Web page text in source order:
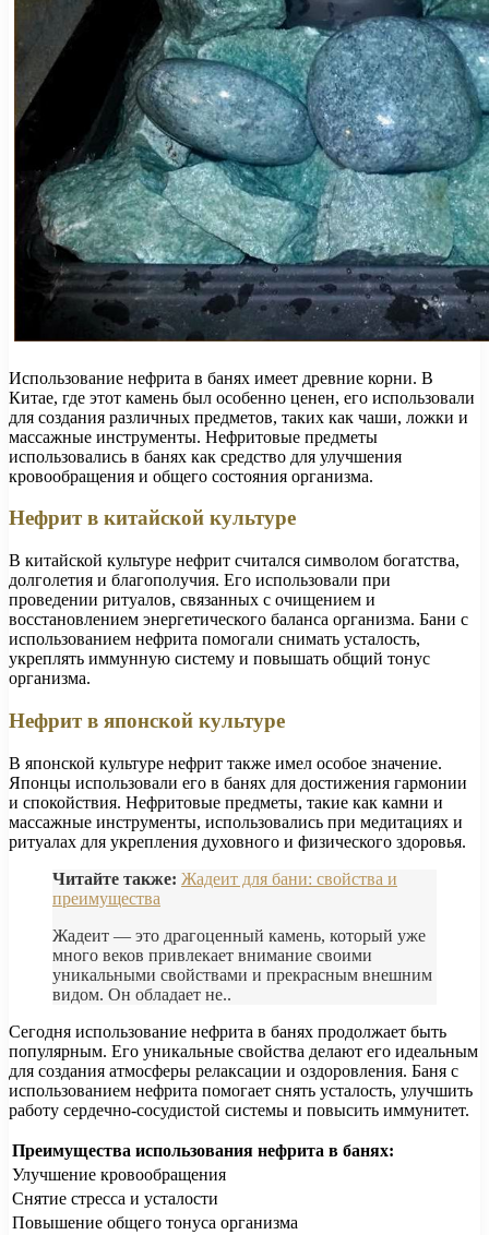
Использование нефрита в банях имеет древние корни. В
Китае, где этот камень был особенно ценен, его использовали
для создания различных предметов, таких как чаши, ложки и
массажные инструменты. Нефритовые предметы
использовались в банях как средство для улучшения
кровообращения и общего состояния организма.
Нефрит в китайской культуре
В китайской культуре нефрит считался символом богатства,
долголетия и благополучия. Его использовали при
проведении ритуалов, связанных с очищением и
восстановлением энергетического баланса организма. Бани с
использованием нефрита помогали снимать усталость,
укреплять иммунную систему и повышать общий тонус
организма.
Нефрит в японской культуре
В японской культуре нефрит также имел особое значение.
Японцы использовали его в банях для достижения гармонии
и спокойствия. Нефритовые предметы, такие как камни и
массажные инструменты, использовались при медитациях и
ритуалах для укрепления духовного и физического здоровья.
Читайте также: Жадеит для бани: свойства и
преимущества
Жадеит — это драгоценный камень, который уже
много веков привлекает внимание своими
уникальными свойствами и прекрасным внешним
видом. Он обладает не..
Сегодня использование нефрита в банях продолжает быть
популярным. Его уникальные свойства делают его идеальным
для создания атмосферы релаксации и оздоровления. Баня с
использованием нефрита помогает снять усталость, улучшить
работу сердечно-сосудистой системы и повысить иммунитет.
Преимущества использования нефрита в банях:
Улучшение кровообращения
Снятие стресса и усталости
Повышение общего тонуса организма